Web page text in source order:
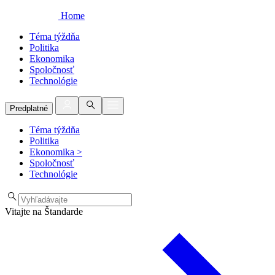
Home
Téma týždňa
Politika
Ekonomika
Spoločnosť
Technológie
Predplatné
Téma týždňa
Politika
Ekonomika >
Spoločnosť
Technológie
Vitajte na Štandarde